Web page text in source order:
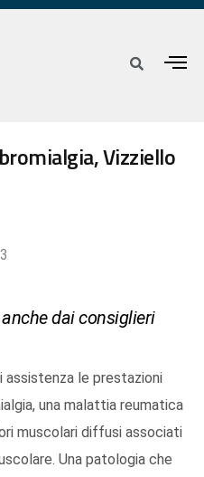
Vizziello
dai consiglieri
assistenza le prestazioni
una malattia reumatica
muscolari diffusi associati
Una patologia che